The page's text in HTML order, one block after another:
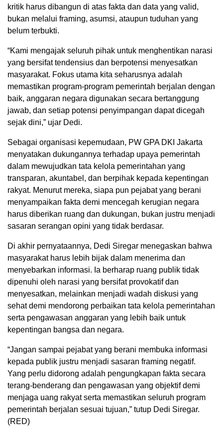
kritik harus dibangun di atas fakta dan data yang valid,
bukan melalui framing, asumsi, ataupun tuduhan yang
belum terbukti.
“Kami mengajak seluruh pihak untuk menghentikan narasi
yang bersifat tendensius dan berpotensi menyesatkan
masyarakat. Fokus utama kita seharusnya adalah
memastikan program-program pemerintah berjalan dengan
baik, anggaran negara digunakan secara bertanggung
jawab, dan setiap potensi penyimpangan dapat dicegah
sejak dini,” ujar Dedi.
Sebagai organisasi kepemudaan, PW GPA DKI Jakarta
menyatakan dukungannya terhadap upaya pemerintah
dalam mewujudkan tata kelola pemerintahan yang
transparan, akuntabel, dan berpihak kepada kepentingan
rakyat. Menurut mereka, siapa pun pejabat yang berani
menyampaikan fakta demi mencegah kerugian negara
harus diberikan ruang dan dukungan, bukan justru menjadi
sasaran serangan opini yang tidak berdasar.
Di akhir pernyataannya, Dedi Siregar menegaskan bahwa
masyarakat harus lebih bijak dalam menerima dan
menyebarkan informasi. Ia berharap ruang publik tidak
dipenuhi oleh narasi yang bersifat provokatif dan
menyesatkan, melainkan menjadi wadah diskusi yang
sehat demi mendorong perbaikan tata kelola pemerintahan
serta pengawasan anggaran yang lebih baik untuk
kepentingan bangsa dan negara.
“Jangan sampai pejabat yang berani membuka informasi
kepada publik justru menjadi sasaran framing negatif.
Yang perlu didorong adalah pengungkapan fakta secara
terang-benderang dan pengawasan yang objektif demi
menjaga uang rakyat serta memastikan seluruh program
pemerintah berjalan sesuai tujuan,” tutup Dedi Siregar.
(RED)